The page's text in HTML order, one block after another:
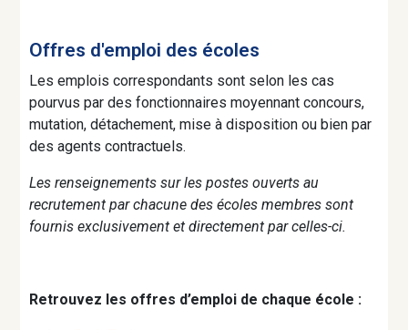
Offres d'emploi des écoles
Les emplois correspondants sont selon les cas
pourvus par des fonctionnaires moyennant concours,
mutation, détachement, mise à disposition ou bien par
des agents contractuels.
Les renseignements sur les postes ouverts au
recrutement par chacune des écoles membres sont
fournis exclusivement et directement par celles-ci.
Retrouvez les offres d’emploi de chaque école :